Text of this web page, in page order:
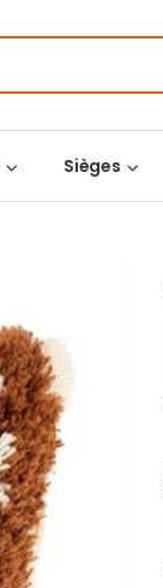
Sièges